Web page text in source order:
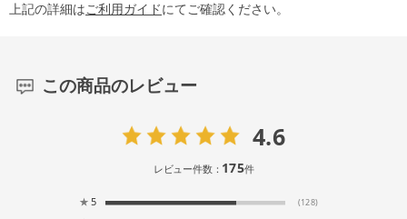
上記の詳細はご利用ガイドにてご確認ください。
この商品のレビュー
4.6
レビュー件数： 175件
★ 5 (128)